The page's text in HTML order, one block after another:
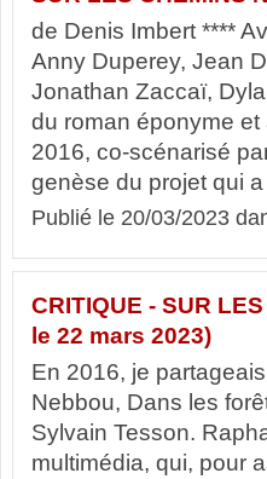
de Denis Imbert ****
Anny Duperey, Jean
Jonathan Zaccaï,
du roman éponyme
2016, co-scénarisé
genèse du projet qui
Publié le 20/03/2023
CRITIQUE - SUR
le 22 mars 2023)
En 2016, je
Nebbou, Dans les
Sylvain Tesson.
multimédia, qui, pour